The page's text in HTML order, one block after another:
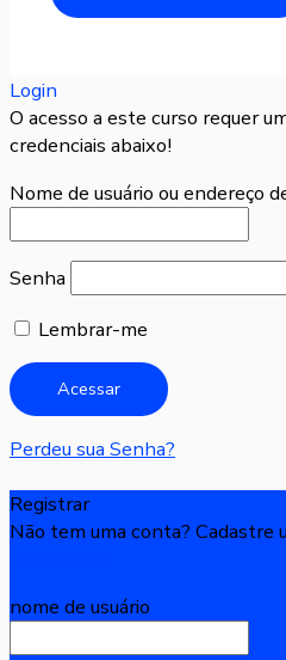
Login
O acesso a este curso requer
credenciais abaixo!
Nome de usuário ou endereço
Senha
Lembrar-me
Perdeu sua Senha?
Registrar
Não tem uma conta? Cadastre
nome de usuário